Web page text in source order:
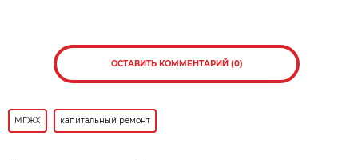
ОСТАВИТЬ КОММЕНТАРИЙ (0)
МГЖХ капитальный ремонт